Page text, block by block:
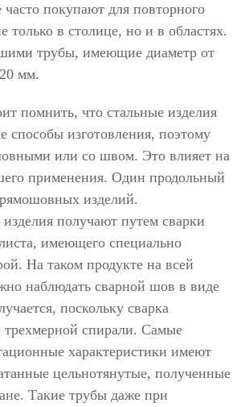
покупают для повторного
только в столице, но и в областях.
трубы, имеющие диаметр от
мм.
помнить, что стальные изделия
способы изготовления, поэтому
или со швом. Это влияет на
применения. Один продольный
изделий.
получают путем сварки
имеющего специально
На таком продукте на всей
наблюдать сварной шов в виде
поскольку сварка
трехмерной спирали. Самые
характеристики имеют
цельнотянутые, полученные
Такие трубы даже при